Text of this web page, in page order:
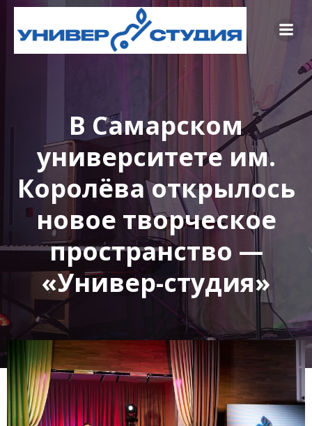
В Самарском
университете им.
Королёва открылось
новое творческое
пространство —
«Универ-студия»